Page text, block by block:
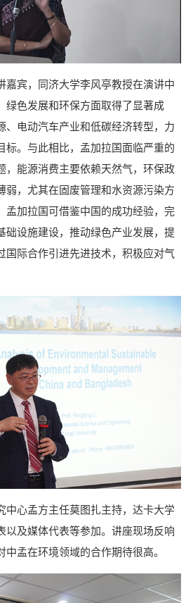
嘉宾，同济大学李风亭教授在演讲中
绿色发展和环保方面取得了显著成
、电动汽车产业和低碳经济转型，力
标。与此相比，孟加拉国面临严重的
，能源消费主要依赖天然气，环保政
弱，尤其在固废管理和水资源污染方
孟加拉国可借鉴中国的成功经验，完
础设施建设，推动绿色产业发展，提
国际合作引进先进技术，积极应对气
中心孟方主任莫图扎主持，达卡大学
以及媒体代表等参加。讲座现场反响
孟在环境领域的合作期待很高。